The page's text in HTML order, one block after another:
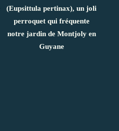
(Eupsittula pertinax), un joli
perroquet qui fréquente
notre jardin de Montjoly en
Guyane